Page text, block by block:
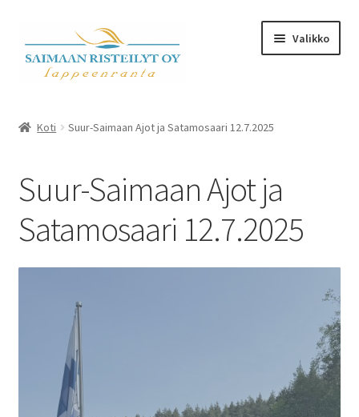
to
navigation
to
content
Valikko
Sister Amanda
Aikataulu- ja teemaristeilyt
menu
Tilausristeilyt M/S Saimaa Margareta
Tilausristeilyt Sister Amanda
Yhteystiedot
Koti Suur-Saimaan Ajot ja Satamosaari 12.7.2025
Suur-Saimaan Ajot ja
Satamosaari 12.7.2025